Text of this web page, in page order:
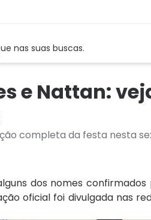
nas suas buscas.
e Nattan:
completa da festa nesta
dos nomes
oficial foi divulgada nas